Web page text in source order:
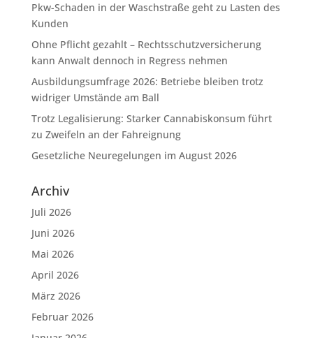
Pkw-Schaden in der Waschstraße geht zu Lasten des
Kunden
Ohne Pflicht gezahlt – Rechtsschutzversicherung
kann Anwalt dennoch in Regress nehmen
Ausbildungsumfrage 2026: Betriebe bleiben trotz
widriger Umstände am Ball
Trotz Legalisierung: Starker Cannabiskonsum führt
zu Zweifeln an der Fahreignung
Gesetzliche Neuregelungen im August 2026
Archiv
Juli 2026
Juni 2026
Mai 2026
April 2026
März 2026
Februar 2026